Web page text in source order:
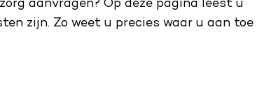
aanvragen? Op deze pagina leest u
zijn. Zo weet u precies waar u aan toe